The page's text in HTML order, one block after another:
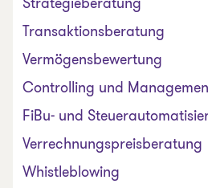
Transaktionsberatung
Vermögensbewertung
Controlling und
FiBu- und
Verrechnungspreisberatung
Whistleblowing